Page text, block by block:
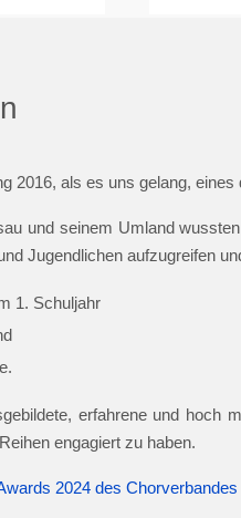
2016, als es uns gelang,
und seinem Umland
Jugendlichen aufzugreifen
1. Schuljahr
erfahrene und hoch
engagiert zu haben.
2024 des